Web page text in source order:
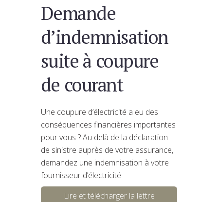
Demande
d’indemnisation
suite à coupure
de courant
Une coupure d’électricité a eu des
conséquences financières importantes
pour vous ? Au delà de la déclaration
de sinistre auprès de votre assurance,
demandez une indemnisation à votre
fournisseur d’électricité
Lire et télécharger la lettre